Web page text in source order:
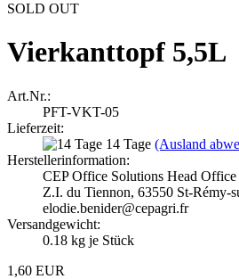
SOLD OUT
Vierkanttopf 5,5L
Art.Nr.:
PFT-VKT-05
Lieferzeit:
14 Tage (Ausland
Herstellerinformation:
CEP Office Solutions Head
Z.I. du Tiennon, 63550 St-
elodie.benider@cepagri.fr
Versandgewicht:
0.18 kg je Stück
1,60 EUR